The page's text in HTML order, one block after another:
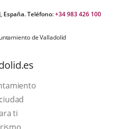
España. Teléfono:+34 983 426 100
de Valladolid
ti
This